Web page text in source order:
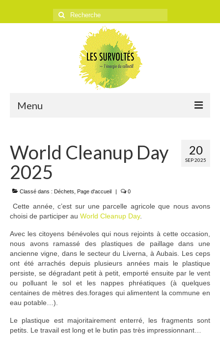
Rechercher
:
Menu
L’ASSOCIATION
Historique
Objectifs
Presse
Adhérer
PROJETS
LE WATT CITOYEN
Parc Photovoltaïque
Les lettres aux sociétaires
20
SEP 2025
World Cleanup Day
2025
Classé dans : Déchets Page d'accueil | 0
Cette année, c’est sur une parcelle agricole que nous avons
choisi de participer au World Cleanup Day.
Avec les citoyens bénévoles qui nous rejoints à cette occasion,
nous avons ramassé des plastiques de paillage dans une
ancienne vigne, dans le secteur du Liverna, à Aubais. Les ceps
ont été arrachés depuis plusieurs années mais le plastique
persiste, se dégradant petit à petit, emporté ensuite par le vent
ou polluant le sol et les nappes phréatiques (à quelques
centaines de mètres des.forages qui alimentent la commune en
eau potable…).
Le plastique est majoritairement enterré, les fragments sont
petits. Le travail est long et le butin pas très impressionnant…